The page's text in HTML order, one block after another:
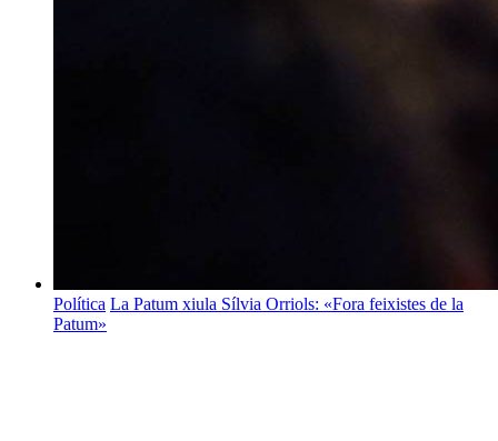
Política La Patum xiula Sílvia Orriols: «Fora feixistes de la
Patum»